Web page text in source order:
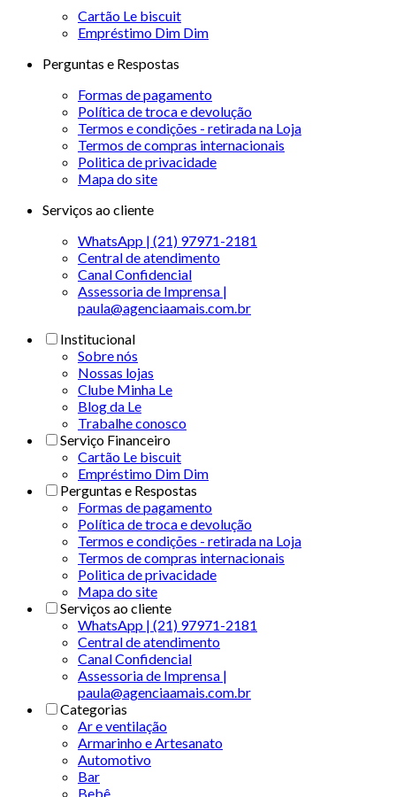
Cartão Le biscuit
Empréstimo Dim Dim
Perguntas e Respostas
Formas de pagamento
Política de troca e devolução
Termos e condições - retirada na Loja
Termos de compras internacionais
Politica de privacidade
Mapa do site
Serviços ao cliente
WhatsApp | (21) 97971-2181
Central de atendimento
Canal Confidencial
Assessoria de Imprensa |
paula@agenciaamais.com.br
Institucional
Sobre nós
Nossas lojas
Clube Minha Le
Blog da Le
Trabalhe conosco
Serviço Financeiro
Cartão Le biscuit
Empréstimo Dim Dim
Perguntas e Respostas
Formas de pagamento
Política de troca e devolução
Termos e condições - retirada na Loja
Termos de compras internacionais
Politica de privacidade
Mapa do site
Serviços ao cliente
WhatsApp | (21) 97971-2181
Central de atendimento
Canal Confidencial
Assessoria de Imprensa |
paula@agenciaamais.com.br
Categorias
Ar e ventilação
Armarinho e Artesanato
Automotivo
Bar
Bebê